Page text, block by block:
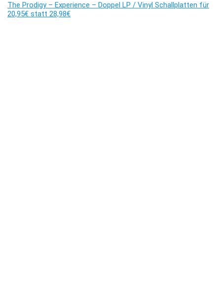
The Prodigy – Experience – Doppel LP / Vinyl Schallplatten für
20,95€ statt 28,98€